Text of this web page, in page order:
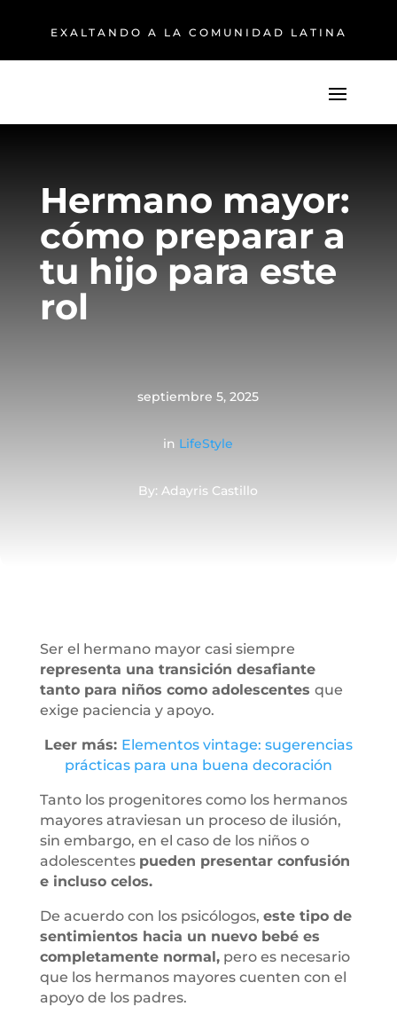
EXALTANDO A LA COMUNIDAD LATINA
Hermano mayor:
cómo preparar a
tu hijo para este
rol
septiembre 5, 2025
in LifeStyle
By: Adayris Castillo
Ser el hermano mayor casi siempre
representa una transición desafiante
tanto para niños como adolescentes que
exige paciencia y apoyo.
Leer más: Elementos vintage: sugerencias
prácticas para una buena decoración
Tanto los progenitores como los hermanos
mayores atraviesan un proceso de ilusión,
sin embargo, en el caso de los niños o
adolescentes pueden presentar confusión
e incluso celos.
De acuerdo con los psicólogos, este tipo de
sentimientos hacia un nuevo bebé es
completamente normal,pero es necesario
que los hermanos mayores cuenten con el
apoyo de los padres.